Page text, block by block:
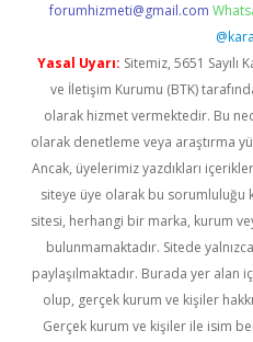
forumhizmeti@gmail.com
Yasal Uyarı: Sitemiz, 5651
ve İletişim Kurumu (BTK)
olarak hizmet vermektedir. Bu
olarak denetleme veya araştırma
Ancak, üyelerimiz yazdıkları
siteye üye olarak bu sorumluluğu
sitesi, herhangi bir marka, kurum
bulunmamaktadır. Sitede
paylaşılmaktadır. Burada yer alan
olup, gerçek kurum ve kişiler
Gerçek kurum ve kişiler ile isim